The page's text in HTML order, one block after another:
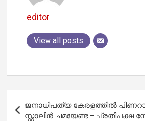
editor
View all posts
navigation
ജനാധിപത്യ കേരളത്തില്‍
സ്റ്റാലിന്‍ ചമയേണ്ട – പ്രതിപക്ഷ